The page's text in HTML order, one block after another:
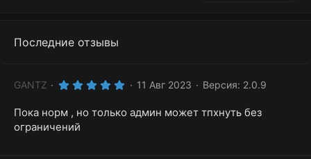
Последние отзывы
GANTZ
5
0
11 Авг 2023 Версия: 2.0.9
Пока норм , но только админ может тпхнуть без
ограничений